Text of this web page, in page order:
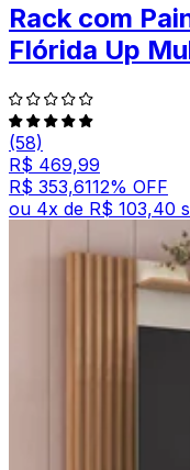
Rack com
Flórida Up
(58)
R$ 469,99
R$ 353,6112% OFF
ou 4x de R$ 103,40